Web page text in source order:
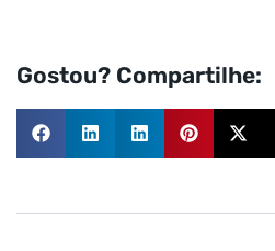
Gostou? Compartilhe: